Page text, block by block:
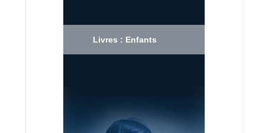
Livres : Enfants